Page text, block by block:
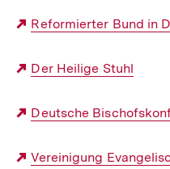
Externer
Reformierter Bund in
Externer
Der Heilige Stuhl
Externer
Deutsche
Externer
Vereinigung